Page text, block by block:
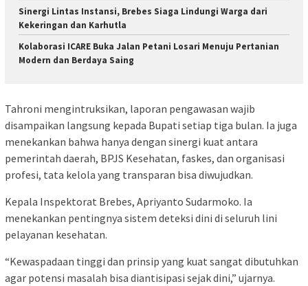
Sinergi Lintas Instansi, Brebes Siaga Lindungi Warga dari
Kekeringan dan Karhutla
Kolaborasi ICARE Buka Jalan Petani Losari Menuju Pertanian
Modern dan Berdaya Saing
Tahroni mengintruksikan, laporan pengawasan wajib
disampaikan langsung kepada Bupati setiap tiga bulan. Ia juga
menekankan bahwa hanya dengan sinergi kuat antara
pemerintah daerah, BPJS Kesehatan, faskes, dan organisasi
profesi, tata kelola yang transparan bisa diwujudkan.
Kepala Inspektorat Brebes, Apriyanto Sudarmoko. Ia
menekankan pentingnya sistem deteksi dini di seluruh lini
pelayanan kesehatan.
“Kewaspadaan tinggi dan prinsip yang kuat sangat dibutuhkan
agar potensi masalah bisa diantisipasi sejak dini,” ujarnya.